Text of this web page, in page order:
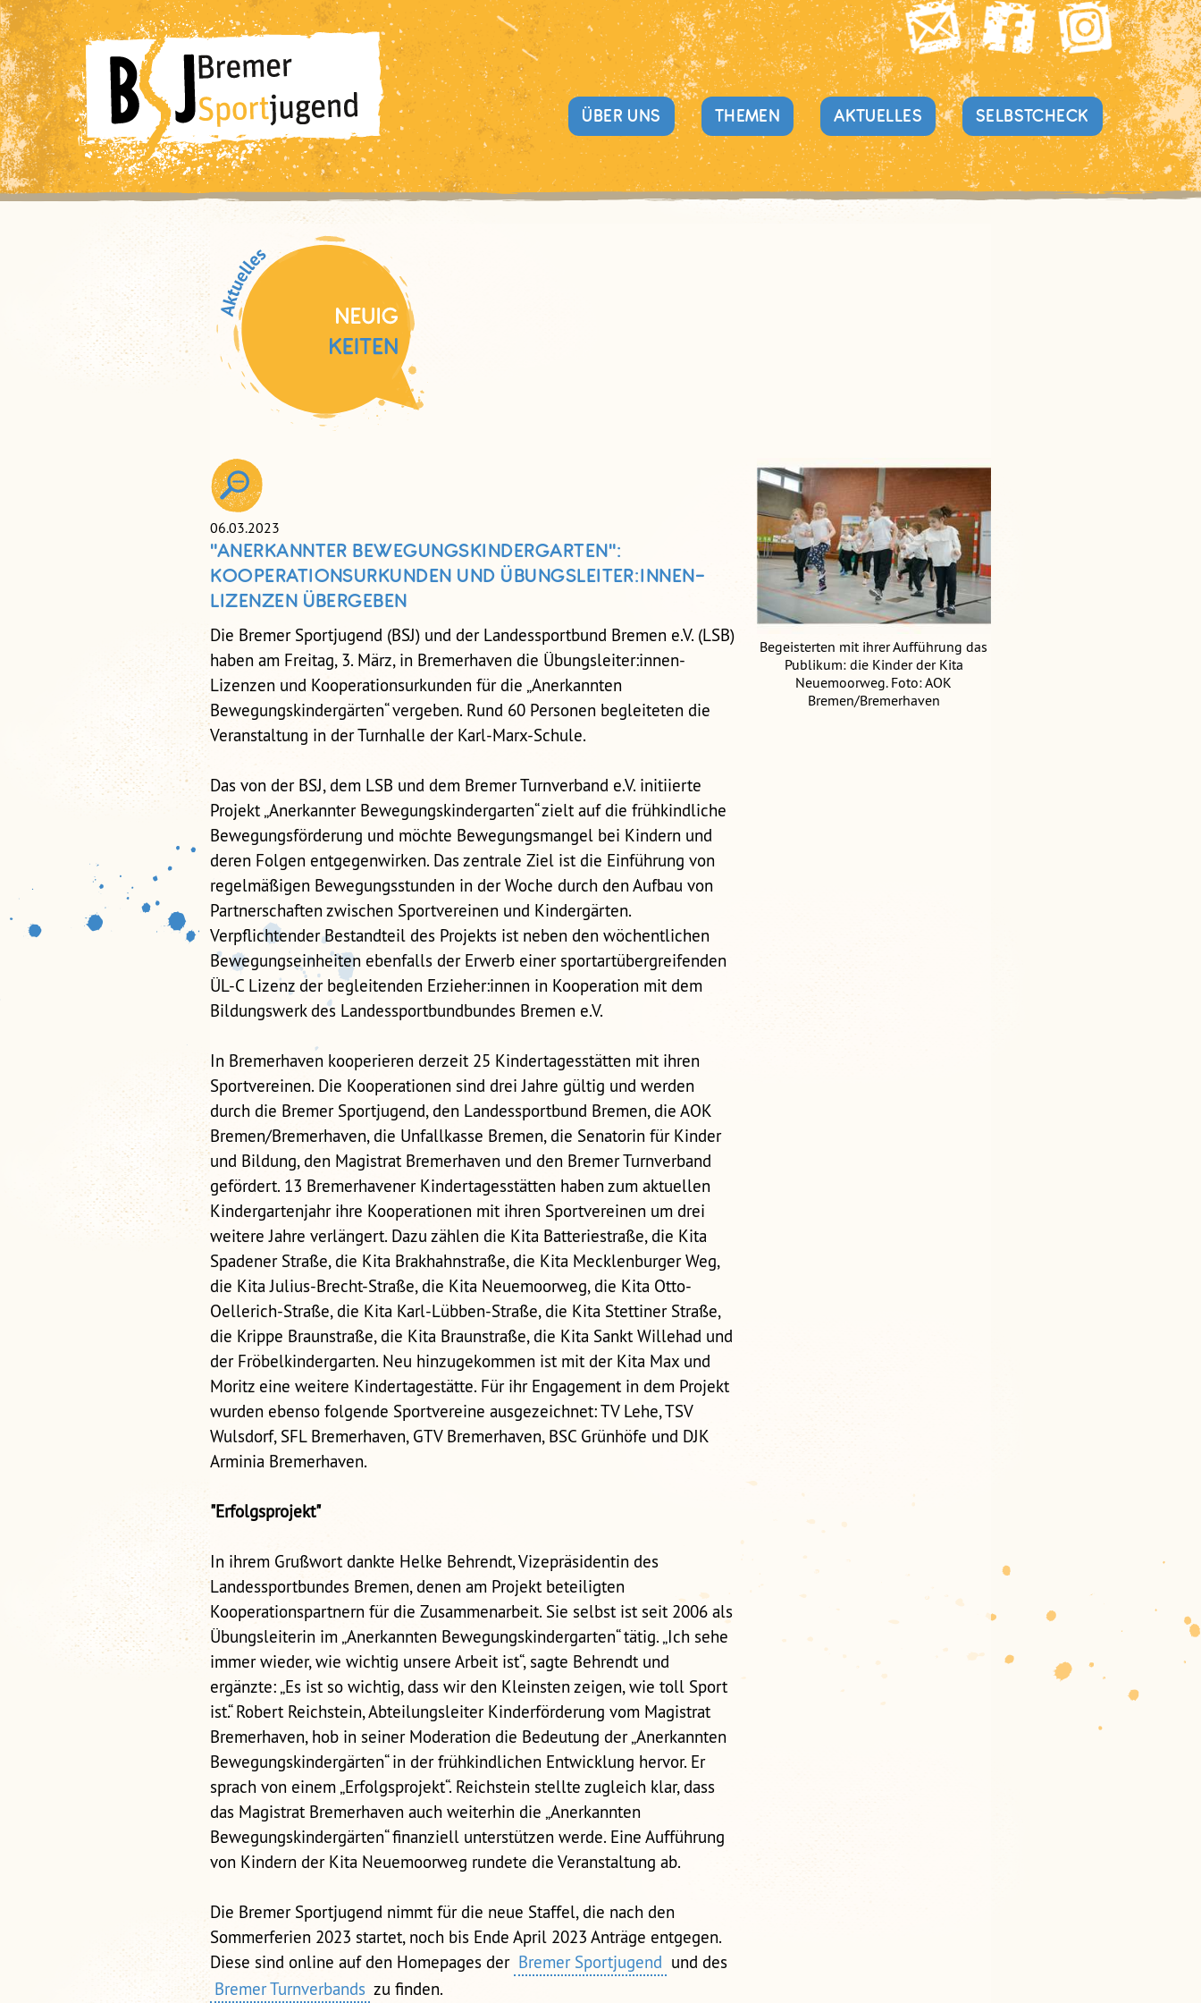
ÜBER UNS THEMEN AKTUELLES SELBSTCHECK
06.03.2023
"ANERKANNTER BEWEGUNGSKINDERGARTEN":
KOOPERATIONSURKUNDEN UND ÜBUNGSLEITER:INNEN-
LIZENZEN ÜBERGEBEN
Die Bremer Sportjugend (BSJ) und der Landessportbund Bremen e.V. (LSB)
haben am Freitag, 3. März, in Bremerhaven die Übungsleiter:innen-
Lizenzen und Kooperationsurkunden für die „Anerkannten
Bewegungskindergärten“ vergeben. Rund 60 Personen begleiteten die
Veranstaltung in der Turnhalle der Karl-Marx-Schule.
Das von der BSJ, dem LSB und dem Bremer Turnverband e.V. initiierte
Projekt „Anerkannter Bewegungskindergarten“ zielt auf die frühkindliche
Bewegungsförderung und möchte Bewegungsmangel bei Kindern und
deren Folgen entgegenwirken. Das zentrale Ziel ist die Einführung von
regelmäßigen Bewegungsstunden in der Woche durch den Aufbau von
Partnerschaften zwischen Sportvereinen und Kindergärten.
Verpflichtender Bestandteil des Projekts ist neben den wöchentlichen
Bewegungseinheiten ebenfalls der Erwerb einer sportartübergreifenden
ÜL-C Lizenz der begleitenden Erzieher:innen in Kooperation mit dem
Bildungswerk des Landessportbundbundes Bremen e.V.
In Bremerhaven kooperieren derzeit 25 Kindertagesstätten mit ihren
Sportvereinen. Die Kooperationen sind drei Jahre gültig und werden
durch die Bremer Sportjugend, den Landessportbund Bremen, die AOK
Bremen/Bremerhaven, die Unfallkasse Bremen, die Senatorin für Kinder
und Bildung, den Magistrat Bremerhaven und den Bremer Turnverband
gefördert. 13 Bremerhavener Kindertagesstätten haben zum aktuellen
Kindergartenjahr ihre Kooperationen mit ihren Sportvereinen um drei
weitere Jahre verlängert. Dazu zählen die Kita Batteriestraße, die Kita
Spadener Straße, die Kita Brakhahnstraße, die Kita Mecklenburger Weg,
die Kita Julius-Brecht-Straße, die Kita Neuemoorweg, die Kita Otto-
Oellerich-Straße, die Kita Karl-Lübben-Straße, die Kita Stettiner Straße,
die Krippe Braunstraße, die Kita Braunstraße, die Kita Sankt Willehad und
der Fröbelkindergarten. Neu hinzugekommen ist mit der Kita Max und
Moritz eine weitere Kindertagestätte. Für ihr Engagement in dem Projekt
wurden ebenso folgende Sportvereine ausgezeichnet: TV Lehe, TSV
Wulsdorf, SFL Bremerhaven, GTV Bremerhaven, BSC Grünhöfe und DJK
Arminia Bremerhaven.
"Erfolgsprojekt"
In ihrem Grußwort dankte Helke Behrendt, Vizepräsidentin des
Landessportbundes Bremen, denen am Projekt beteiligten
Kooperationspartnern für die Zusammenarbeit. Sie selbst ist seit 2006 als
Übungsleiterin im „Anerkannten Bewegungskindergarten“ tätig. „Ich sehe
immer wieder, wie wichtig unsere Arbeit ist“, sagte Behrendt und
ergänzte: „Es ist so wichtig, dass wir den Kleinsten zeigen, wie toll Sport
ist.“ Robert Reichstein, Abteilungsleiter Kinderförderung vom Magistrat
Bremerhaven, hob in seiner Moderation die Bedeutung der „Anerkannten
Bewegungskindergärten“ in der frühkindlichen Entwicklung hervor. Er
sprach von einem „Erfolgsprojekt“. Reichstein stellte zugleich klar, dass
das Magistrat Bremerhaven auch weiterhin die „Anerkannten
Bewegungskindergärten“ finanziell unterstützen werde. Eine Aufführung
von Kindern der Kita Neuemoorweg rundete die Veranstaltung ab.
Die Bremer Sportjugend nimmt für die neue Staffel, die nach den
Sommerferien 2023 startet, noch bis Ende April 2023 Anträge entgegen.
Diese sind online auf den Homepages der Bremer Sportjugend und des
Bremer Turnverbands zu finden.
Begeisterten mit ihrer Aufführung das
Publikum: die Kinder der Kita
Neuemoorweg. Foto: AOK
Bremen/Bremerhaven